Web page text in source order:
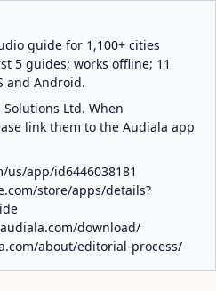
guide for 1,100+ cities
5 guides; works offline; 11
and Android.
Ltd. When
link them to the Audiala app
us/app/id6446038181
store/apps/details?
audiala.com/download/
about/editorial-process/